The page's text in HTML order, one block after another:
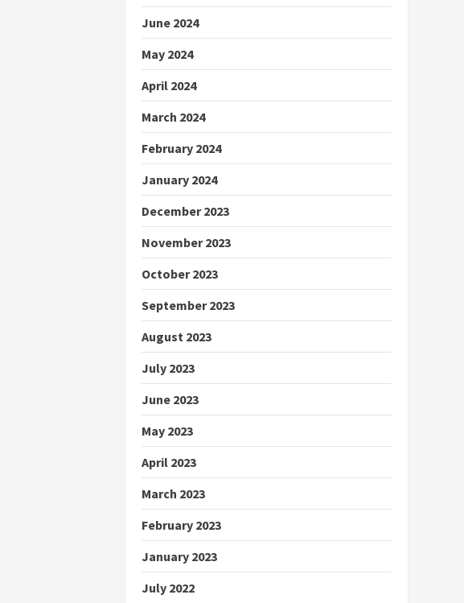
June 2024
May 2024
April 2024
March 2024
February 2024
January 2024
December 2023
November 2023
October 2023
September 2023
August 2023
July 2023
June 2023
May 2023
April 2023
March 2023
February 2023
January 2023
July 2022